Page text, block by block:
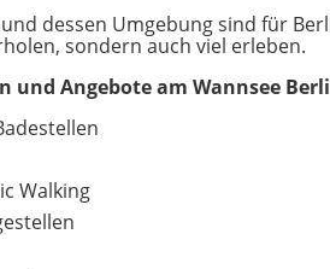
dessen Umgebung sind für
sondern auch viel erleben.
und Angebote am Wannsee
Walking